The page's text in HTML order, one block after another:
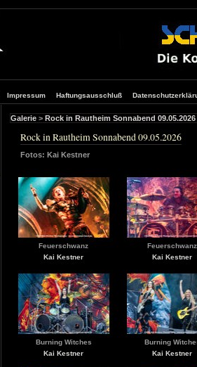
Impressum Haftungsausschluß
Galerie > Rock in Rautheim Sonnabend 09.05.2026
Rock in Rautheim Sonnabend 09.05.2026
Fotos: Kai Kestner
Feuerschwanz
Kai Kestner
Feuerschwanz
Kai Kestner
Burning Witches
Kai Kestner
Burning
Kai Kestner